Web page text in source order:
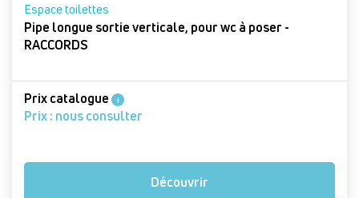
Espace toilettes
Pipe longue sortie verticale, pour wc à poser -
RACCORDS
Prix catalogue i
Prix : nous consulter
Découvrir